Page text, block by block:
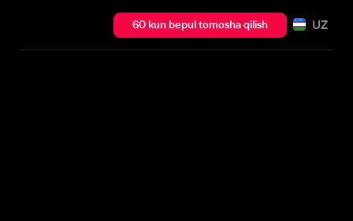
60 kun bepul tomosha qilish UZ